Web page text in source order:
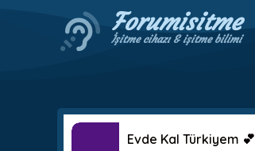
Forumisitme
İşitme cihazı & işitme bilimi
Evde Kal Türkiyem 💕